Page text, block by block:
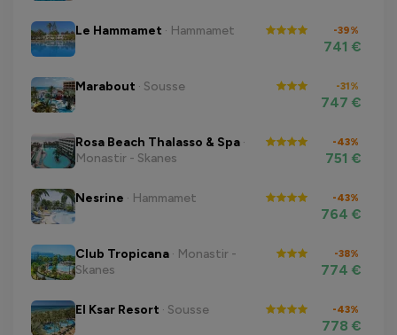
Le Hammamet · Hammamet -39%
741 €
Marabout · Sousse -31%
747 €
Rosa Beach Thalasso & Spa ·
Monastir - Skanes
-43%
751 €
Nesrine · Hammamet -43%
764 €
Club Tropicana · Monastir -
Skanes
-38%
774 €
El Ksar Resort · Sousse -43%
778 €